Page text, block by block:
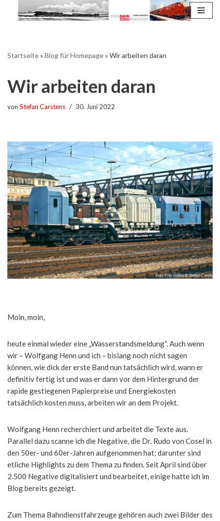
Startseite» Blog für Homepage» Wir arbeiten daran
Wir arbeiten daran
von Stefan Carstens 30. Juni 2022
Moin, moin,
heute einmal wieder eine „Wasserstandsmeldung“. Auch wenn
wir – Wolfgang Henn und ich – bislang noch nicht sagen
können, wie dick der erste Band nun tatsächlich wird, wann er
definitiv fertig ist und was er dann vor dem Hintergrund der
rapide gestiegenen Papierpreise und Energiekosten
tatsächlich kosten muss, arbeiten wir an dem Projekt.
Wolfgang Henn recherchiert und arbeitet die Texte aus.
Parallel dazu scanne ich die Negative, die Dr. Rudo von Cosel in
den 50er- und 60er-Jahren aufgenommen hat; darunter sind
etliche Highlights zu dem Thema zu finden. Seit April sind über
2.500 Negative digitalisiert und bearbeitet, einige hatte ich im
Blog bereits gezeigt.
Zum Thema Bahndienstfahrzeuge gehören auch zwei Bilder des